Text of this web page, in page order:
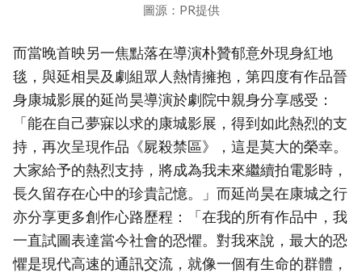
圖源：PR提供
而當晚首映另一焦點落在導演朴贊郁意外現身紅地
毯，與延相昊及劇組眾人熱情擁抱，第四度有作品晉
身康城影展的延尚昊導演於劇院中親身分享感受：
「能在自己夢寐以求的康城影展，得到如此熱烈的支
持，再次呈現作品《屍殺禁區》，這是莫大的榮幸。
大家給予的熱烈支持，將成為我未來繼續拍電影時，
長久留存在心中的珍貴記憶。」而延尚昊在康城之行
亦分享更多創作心路歷程：「在我的所有作品中，我
一直試圖表達當今社會的恐懼。對我來說，最大的恐
懼是現代高速的通訊交流，就像一個有生命的群體，